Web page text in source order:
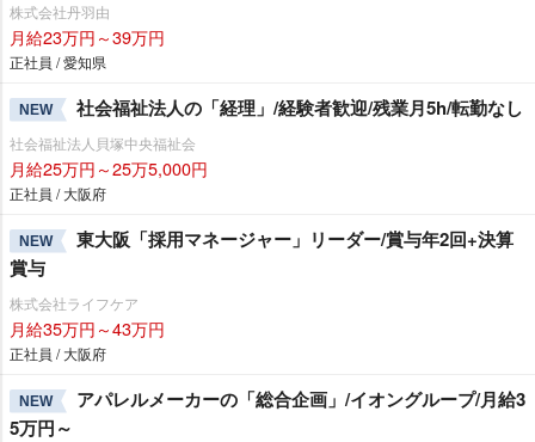
株式会社丹羽由
月給23万円～39万円
正社員 / 愛知県
NEW 社会福祉法人の「経理」/経験者歓迎/残業月5h/転勤なし
社会福祉法人貝塚中央福祉会
月給25万円～25万5,000円
正社員 / 大阪府
NEW
東大阪「採用マネージャー」リーダー/賞与年2回+決算
賞与
株式会社ライフケア
月給35万円～43万円
正社員 / 大阪府
NEW
アパレルメーカーの「総合企画」/イオングループ/月給3
5万円～